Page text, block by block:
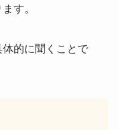
す。
的に聞くことで